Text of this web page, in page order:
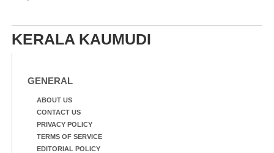
KERALA KAUMUDI
GENERAL
ABOUT US
CONTACT US
PRIVACY POLICY
TERMS OF SERVICE
EDITORIAL POLICY